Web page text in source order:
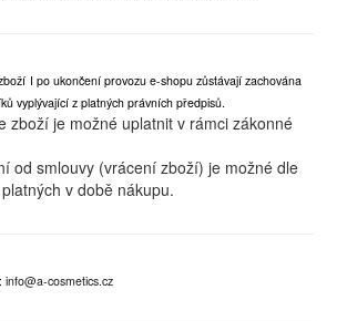
I po ukončení provozu e-shopu zůstávají zachována
vyplývající z platných právních předpisů.
zboží je možné uplatnit v rámci zákonné
od smlouvy (vrácení zboží) je možné dle
v době nákupu.
info@a-cosmetics.cz